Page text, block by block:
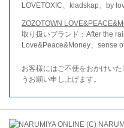
LOVETOXIC、kladskap、by
ZOZOTOWN
取り扱いブランド：After the
Love&Peace&Money、sense
お客様にはご不便をおかけい
うお願い申し上げます。